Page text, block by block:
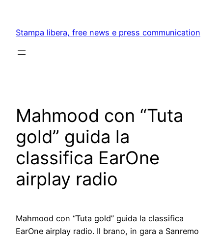
content
Stampa libera, free news e press communication
Mahmood con “Tuta
gold” guida la
classifica EarOne
airplay radio
Mahmood con “Tuta gold” guida la classifica
EarOne airplay radio. Il brano, in gara a Sanremo